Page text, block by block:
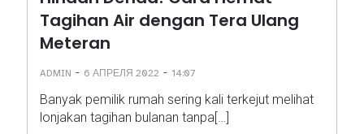
Tagihan Air dengan Tera Ulang
Meteran
ADMIN - 6 АПРЕЛЯ 2022 - 14:07
Banyak pemilik rumah sering kali terkejut melihat
lonjakan tagihan bulanan tanpa[…]